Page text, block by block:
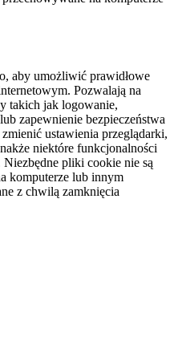
aby umożliwić prawidłowe
Pozwalają na
takich jak logowanie,
zapewnienie bezpieczeństwa
ustawienia przeglądarki,
niektóre funkcjonalności
Niezbędne pliki cookie nie są
komputerze lub innym
z chwilą zamknięcia